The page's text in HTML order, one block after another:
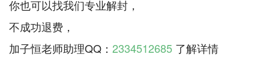
你也可以找我们专业解封，
不成功退费，
加子恒老师助理QQ： 2334512685 了解详情